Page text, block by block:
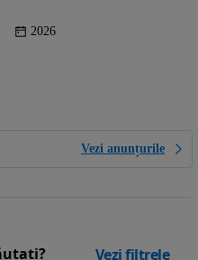
2026
Vezi anunțurile
Vezi filtrele